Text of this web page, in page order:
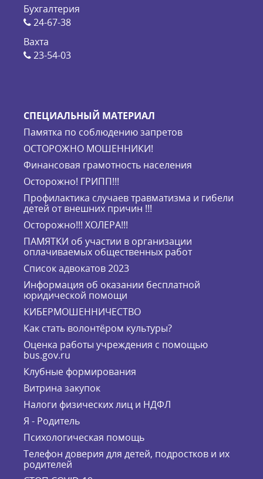
Бухгалтерия
24-67-38
Вахта
23-54-03
СПЕЦИАЛЬНЫЙ МАТЕРИАЛ
Памятка по соблюдению запретов
ОСТОРОЖНО МОШЕННИКИ!
Финансовая грамотность населения
Осторожно! ГРИПП!!!
Профилактика случаев травматизма и гибели
детей от внешних причин !!!
Осторожно!!! ХОЛЕРА!!!
ПАМЯТКИ об участии в организации
оплачиваемых общественных работ
Список адвокатов 2023
Информация об оказании бесплатной
юридической помощи
КИБЕРМОШЕННИЧЕСТВО
Как стать волонтёром культуры?
Оценка работы учреждения с помощью
bus.gov.ru
Клубные формирования
Витрина закупок
Налоги физических лиц и НДФЛ
Я - Родитель
Психологическая помощь
Телефон доверия для детей, подростков и их
родителей